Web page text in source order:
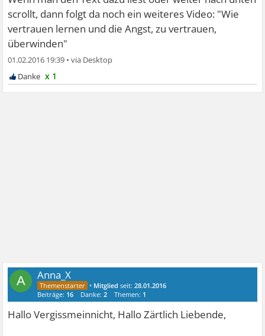
scrollt, dann folgt da noch ein weiteres Video: "Wie
vertrauen lernen und die Angst, zu vertrauen,
überwinden"
01.02.2016 19:39 •
x 1
A Anna_X
• Mitglied seit:28.01.2016
Beiträge: 16 Danke:2 Themen: 1
Hallo Vergissmeinnicht, Hallo Zärtlich Liebende,